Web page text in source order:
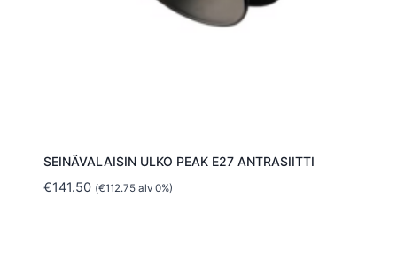
SEINÄVALAISIN ULKO PEAK E27 ANTRASIITTI
€141.50 (€112.75alv 0%)